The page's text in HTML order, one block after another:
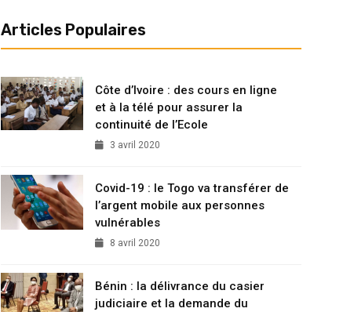
Articles Populaires
Côte d’Ivoire : des cours en ligne
et à la télé pour assurer la
continuité de l’Ecole
3 avril 2020
Covid-19 : le Togo va transférer de
l’argent mobile aux personnes
vulnérables
8 avril 2020
Bénin : la délivrance du casier
judiciaire et la demande du